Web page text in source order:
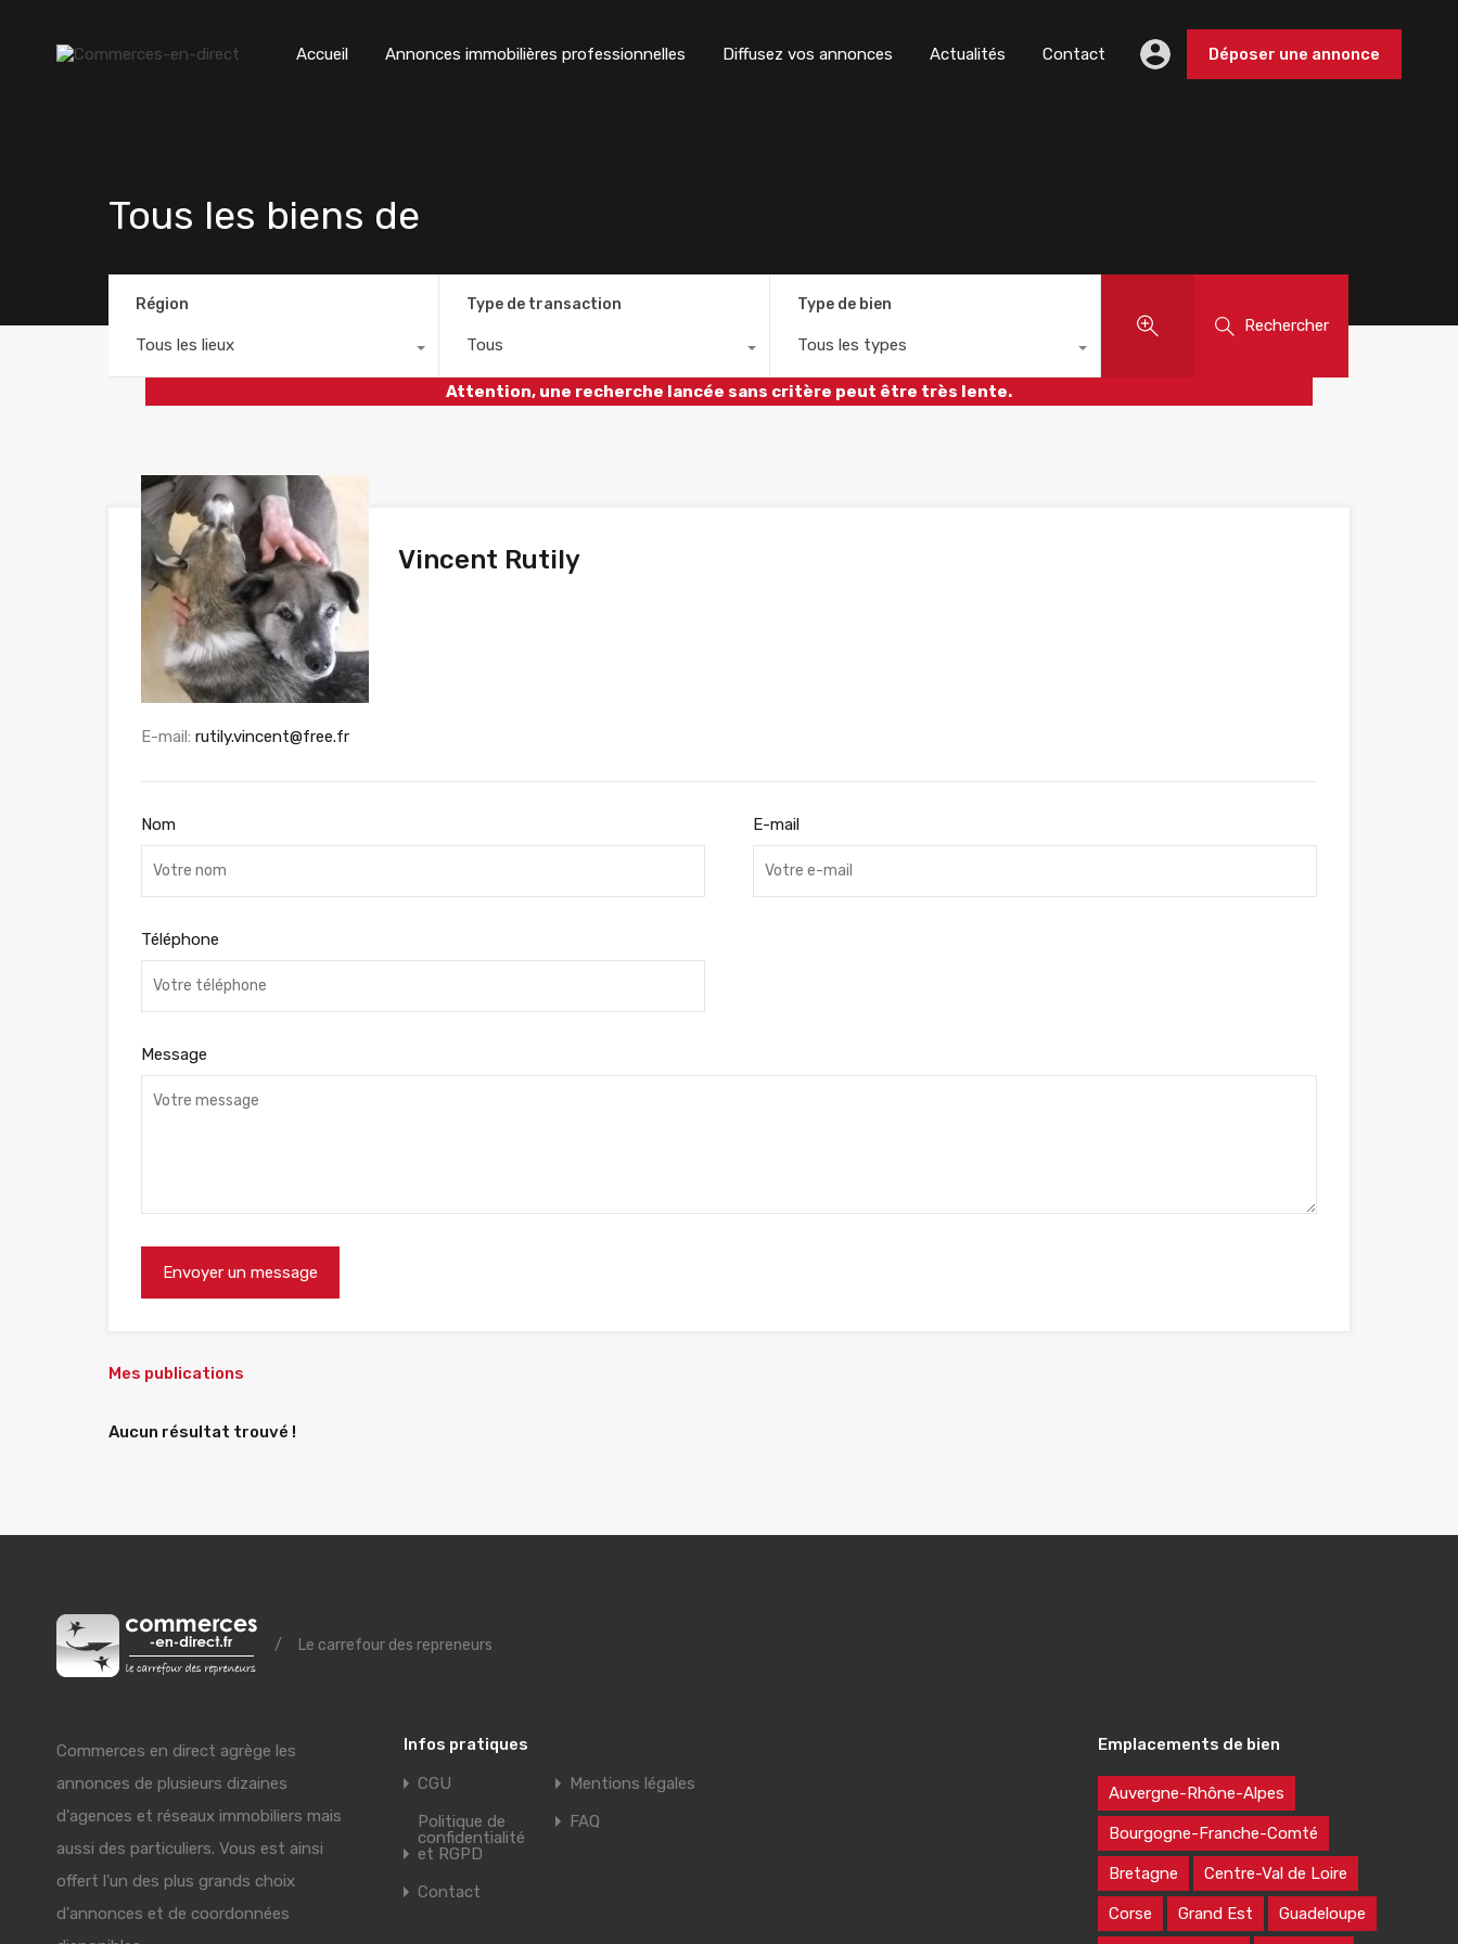
Accueil Annonces immobilières professionnelles Diffusez vos annonces Actualités Contact Déposer une annonce
Tous les biens de
Région
Tous les lieux
Type de transaction
Tous
Type de bien
Tous les types
Rechercher
Attention, une recherche lancée sans critère peut être très lente.
Vincent Rutily
E-mail: rutily.vincent@free.fr
Nom E-mail
Téléphone
Message
Mes publications
Aucun résultat trouvé !
/ Le carrefour des repreneurs
Commerces en direct agrège les
annonces de plusieurs dizaines
d'agences et réseaux immobiliers mais
aussi des particuliers. Vous est ainsi
offert l'un des plus grands choix
d'annonces et de coordonnées
Infos pratiques
CGU
Mentions légales
Politique de
confidentialité
et RGPD
FAQ
Contact
Emplacements de bien
Auvergne-Rhône-Alpes
Bourgogne-Franche-Comté
Bretagne Centre-Val de Loire
Corse Grand Est Guadeloupe